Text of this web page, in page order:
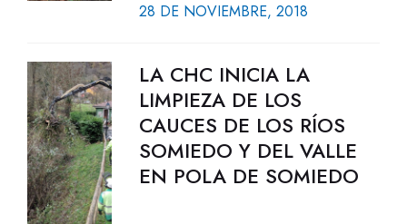
28 DE NOVIEMBRE, 2018
LA CHC INICIA LA
LIMPIEZA DE LOS
CAUCES DE LOS RÍOS
SOMIEDO Y DEL VALLE
EN POLA DE SOMIEDO